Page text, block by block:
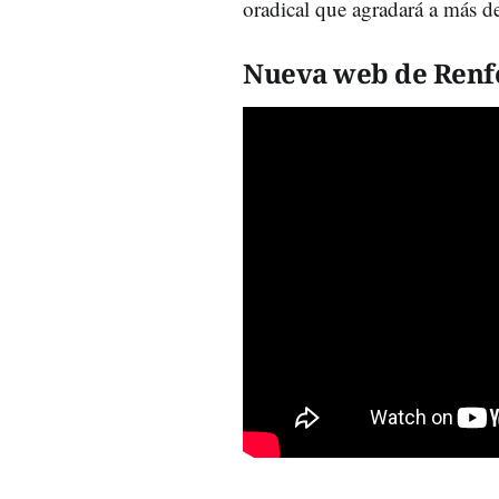
oradical que agradará a más
Nueva web de